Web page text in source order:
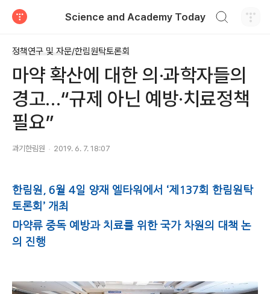
Science and Academy Today
정책연구 및 자문/한림원탁토론회
마약 확산에 대한 의·과학자들의
경고…“규제 아닌 예방·치료정책
필요”
과기한림원 2019. 6. 7. 18:07
한림원, 6월 4일 양재 엘타워에서 ‘제137회 한림원탁
토론회’ 개최
마약류 중독 예방과 치료를 위한 국가 차원의 대책 논
의 진행